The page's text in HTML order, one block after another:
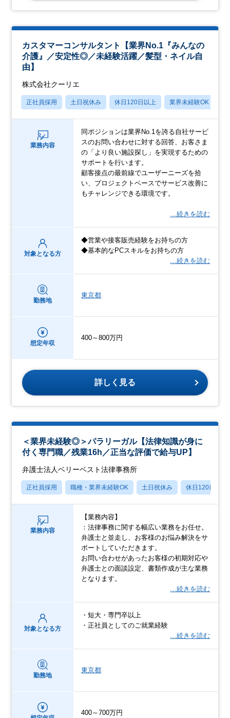
カスタマーコンサルタント【業界No.1『みんなの
介護』／安定性◎／未経験活躍／髪型・ネイル自
由】
株式会社クーリエ
正社員採用 土日祝休み 休日120日以上 業界未経験OK
業務内容
同ポジションは業界No.1を誇る自社サービ
スのお問い合わせに対する回答、お客さま
の「より良い施設探し」を実現するための
サポートを行います。
顧客接点の最前線でユーザーニーズを拾
い、プロジェクトベースでサービス改善に
もチャレンジできる環境です。
…続きを読む
対象となる方
◆営業や接客販売経験をお持ちの方
◆基本的なPCスキルをお持ちの方
…続きを読む
勤務地
東京都
想定年収
400～800万円
詳しく見る
＜業界未経験◎＞パラリーガル【法律知識が身に
付く専門職／残業16h／正当な評価で給与UP】
弁護士法人ベリーベスト法律事務所
正社員採用 職種・業界未経験OK 土日祝休み 休日120日以上
業務内容
【業務内容】
：法律事務に関する幅広い業務をお任せ。
弁護士と並走し、お客様のお悩み解決をサ
ポートしていただきます。
お問い合わせがあったお客様の初期対応や
弁護士との面談設定、書類作成が主な業務
となります。
…続きを読む
対象となる方
・短大・専門卒以上
・正社員としてのご就業経験
…続きを読む
勤務地
東京都
400～700万円